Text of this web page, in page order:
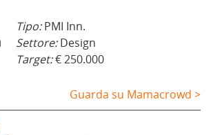
Tipo:PMI Inn.
Settore:Design
Target:€ 250.000
Guarda su Mamacrowd >